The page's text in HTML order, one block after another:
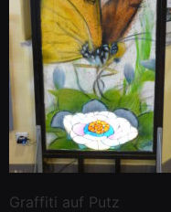
Graffiti auf Putz